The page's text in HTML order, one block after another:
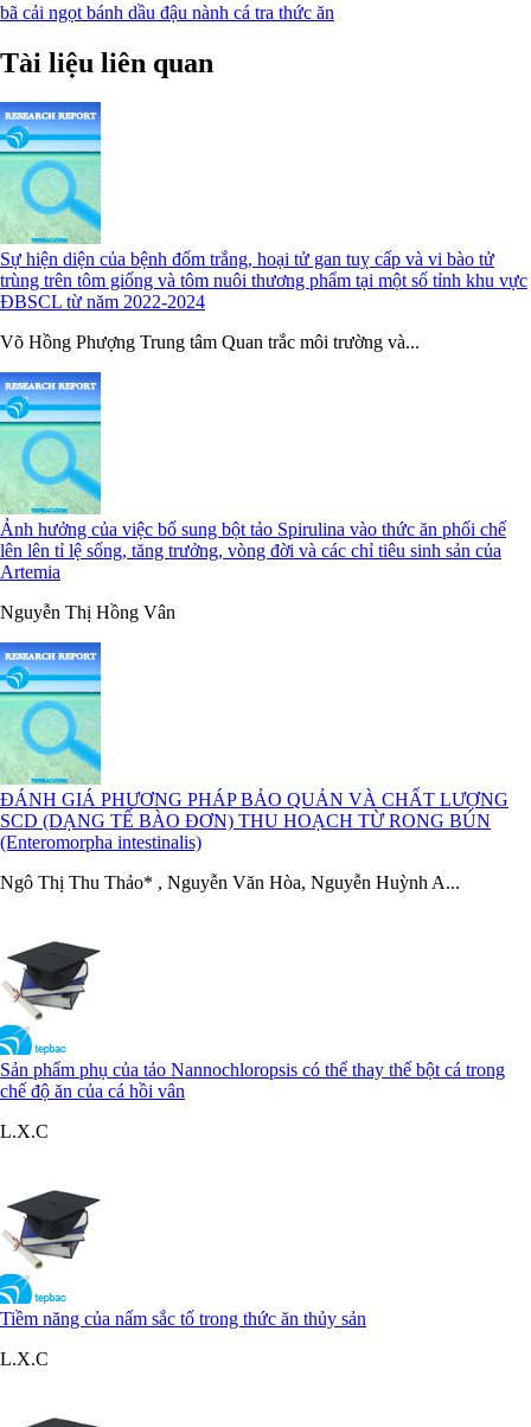
bã cải ngọt bánh dầu đậu nành cá tra thức ăn
Tài liệu liên quan
Sự hiện diện của bệnh đốm trắng, hoại tử gan tuỵ cấp và vi bào tử
trùng trên tôm giống và tôm nuôi thương phẩm tại một số tỉnh khu vực
ĐBSCL từ năm 2022-2024
Võ Hồng Phượng Trung tâm Quan trắc môi trường và...
Ảnh hưởng của việc bổ sung bột tảo Spirulina vào thức ăn phối chế
lên lên tỉ lệ sống, tăng trưởng, vòng đời và các chỉ tiêu sinh sản của
Artemia
Nguyễn Thị Hồng Vân
ĐÁNH GIÁ PHƯƠNG PHÁP BẢO QUẢN VÀ CHẤT LƯỢNG
SCD (DẠNG TẾ BÀO ĐƠN) THU HOẠCH TỪ RONG BÚN
(Enteromorpha intestinalis)
Ngô Thị Thu Thảo* , Nguyễn Văn Hòa, Nguyễn Huỳnh A...
Sản phẩm phụ của tảo Nannochloropsis có thể thay thế bột cá trong
chế độ ăn của cá hồi vân
L.X.C
Tiềm năng của nấm sắc tố trong thức ăn thủy sản
L.X.C